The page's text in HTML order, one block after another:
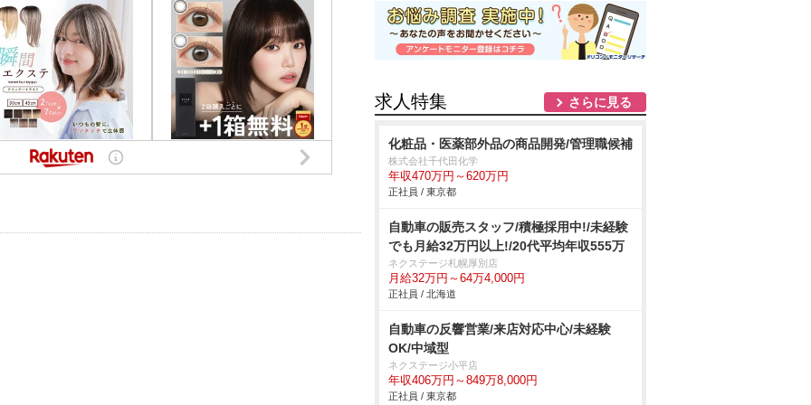
求人特集 さらに見る
化粧品・医薬部外品の商品開発/管理職候補
株式会社千代田化学
年収470万円～620万円
正社員 / 東京都
自動車の販売スタッフ/積極採用中!/未経験
でも月給32万円以上!/20代平均年収555万
ネクステージ札幌厚別店
月給32万円～64万4,000円
正社員 / 北海道
自動車の反響営業/来店対応中心/未経験
OK/中域型
ネクステージ小平店
年収406万円～849万8,000円
正社員 / 東京都